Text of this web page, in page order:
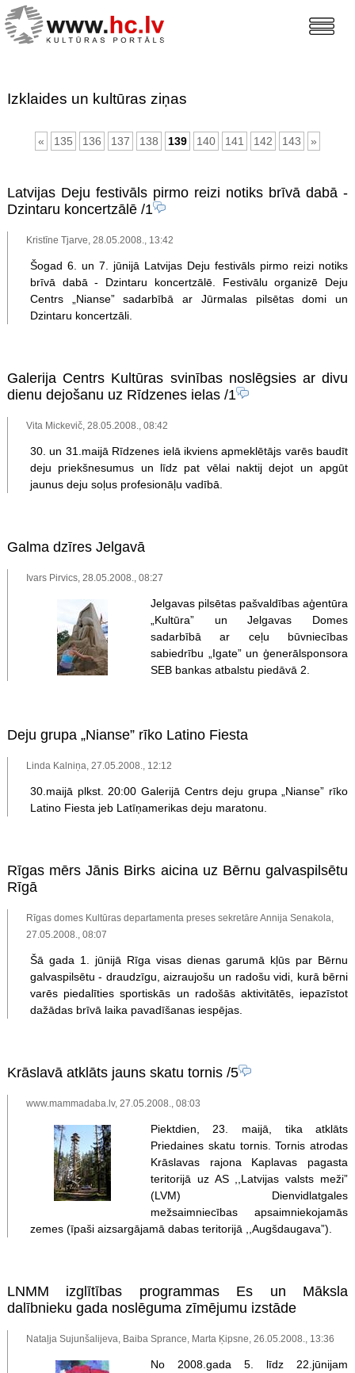
Izklaides un kultūras ziņas
« 135 136 137 138 139 140 141 142 143 »
Latvijas Deju festivāls pirmo reizi notiks brīvā dabā -
Dzintaru koncertzālē/1
Kristīne Tjarve, 28.05.2008., 13:42
Šogad 6. un 7. jūnijā Latvijas Deju festivāls pirmo reizi notiks
brīvā dabā - Dzintaru koncertzālē. Festivālu organizē Deju
Centrs „Nianse” sadarbībā ar Jūrmalas pilsētas domi un
Dzintaru koncertzāli.
Galerija Centrs Kultūras svinības noslēgsies ar divu
dienu dejošanu uz Rīdzenes ielas/1
Vita Mickevič, 28.05.2008., 08:42
30. un 31.maijā Rīdzenes ielā ikviens apmeklētājs varēs baudīt
deju priekšnesumus un līdz pat vēlai naktij dejot un apgūt
jaunus deju soļus profesionāļu vadībā.
Galma dzīres Jelgavā
Ivars Pirvics, 28.05.2008., 08:27
Jelgavas pilsētas pašvaldības aģentūra
„Kultūra” un Jelgavas Domes
sadarbībā ar ceļu būvniecības
sabiedrību „Igate” un ģenerālsponsora
SEB bankas atbalstu piedāvā 2.
Deju grupa „Nianse” rīko Latino Fiesta
Linda Kalniņa, 27.05.2008., 12:12
30.maijā plkst. 20:00 Galerijā Centrs deju grupa „Nianse” rīko
Latino Fiesta jeb Latīņamerikas deju maratonu.
Rīgas mērs Jānis Birks aicina uz Bērnu galvaspilsētu
Rīgā
Rīgas domes Kultūras departamenta preses sekretāre Annija Senakola,
27.05.2008., 08:07
Šā gada 1. jūnijā Rīga visas dienas garumā kļūs par Bērnu
galvaspilsētu - draudzīgu, aizraujošu un radošu vidi, kurā bērni
varēs piedalīties sportiskās un radošās aktivitātēs, iepazīstot
dažādas brīvā laika pavadīšanas iespējas.
Krāslavā atklāts jauns skatu tornis/5
www.mammadaba.lv, 27.05.2008., 08:03
Piektdien, 23. maijā, tika atklāts
Priedaines skatu tornis. Tornis atrodas
Krāslavas rajona Kaplavas pagasta
teritorijā uz AS ,,Latvijas valsts meži”
(LVM) Dienvidlatgales
mežsaimniecības apsaimniekojamās
zemes (īpaši aizsargājamā dabas teritorijā ,,Augšdaugava”).
LNMM izglītības programmas Es un Māksla
dalībnieku gada noslēguma zīmējumu izstāde
Nataļja Sujunšalijeva, Baiba Sprance, Marta Ķipsne, 26.05.2008., 13:36
No 2008.gada 5. līdz 22.jūnijam